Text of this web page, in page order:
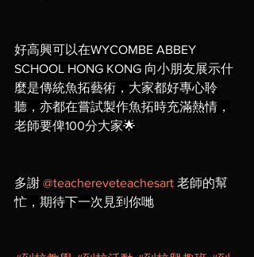
好高興可以在WYCOMBE ABBEY
SCHOOL HONG KONG 向小朋友展示什
麼是傳統魚拓藝術，大家都好專心聆
聽，亦都在嘗試製作魚拓時充滿熱情，
老師要俾100分大家🌟
多謝 @teachereveteachesart 老師的幫
忙，期待下一次見到你哋